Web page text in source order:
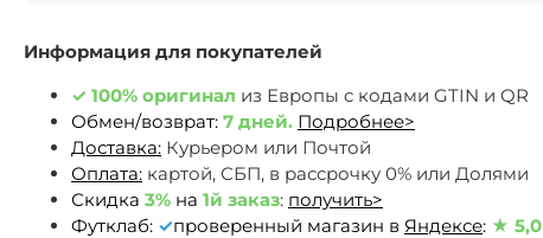
Информация для покупателей
✓ 100% оригинал из Европы c кодами GTIN и QR
Обмен/возврат: 7 дней. Подробнее>
Доставка: Курьером или Почтой
Оплата: картой, СБП, в рассрочку 0% или Долями
Скидка 3% на 1й заказ: получить>
Футклаб: ✓проверенный магазин в Яндексе: ★ 5,0